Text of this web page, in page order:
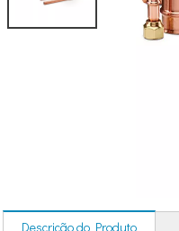
Descrição do Produto